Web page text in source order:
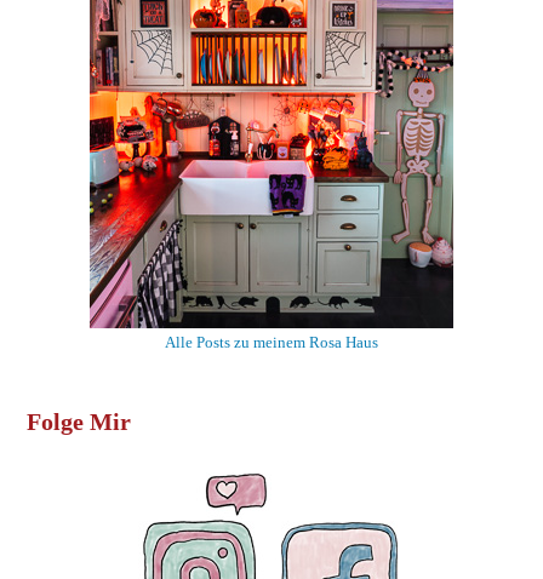
Alle Posts zu meinem Rosa Haus
Folge Mir